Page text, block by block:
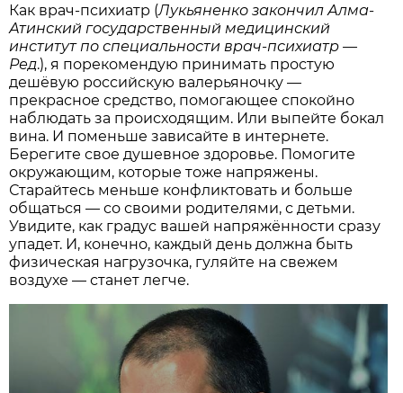
Как врач-психиатр (Лукьяненко закончил Алма-
Атинский государственный медицинский
институт по специальности врач-психиатр —
Ред.), я порекомендую принимать простую
дешёвую российскую валерьяночку —
прекрасное средство, помогающее спокойно
наблюдать за происходящим. Или выпейте бокал
вина. И поменьше зависайте в интернете.
Берегите свое душевное здоровье. Помогите
окружающим, которые тоже напряжены.
Старайтесь меньше конфликтовать и больше
общаться — со своими родителями, с детьми.
Увидите, как градус вашей напряжённости сразу
упадет. И, конечно, каждый день должна быть
физическая нагрузочка, гуляйте на свежем
воздухе — станет легче.